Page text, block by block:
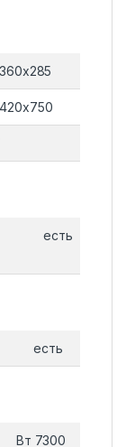
есть
есть
Вт 7300